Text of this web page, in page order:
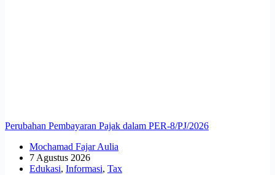
Perubahan Pembayaran Pajak dalam PER-8/PJ/2026
Mochamad Fajar Aulia
7 Agustus 2026
Edukasi, Informasi, Tax